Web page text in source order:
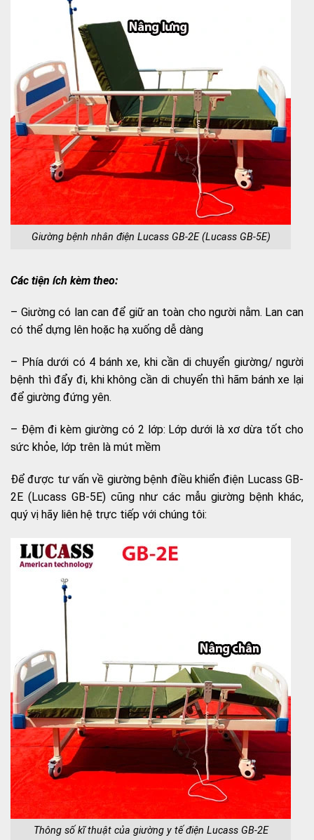
Giường bệnh nhân điện Lucass GB-2E (Lucass GB-5E)
Các tiện ích kèm theo:
– Giường có lan can để giữ an toàn cho người nằm. Lan can
có thể dựng lên hoặc hạ xuống dễ dàng
– Phía dưới có 4 bánh xe, khi cần di chuyển giường/ người
bệnh thì đẩy đi, khi không cần di chuyển thì hãm bánh xe lại
để giường đứng yên.
– Đệm đi kèm giường có 2 lớp: Lớp dưới là xơ dừa tốt cho
sức khỏe, lớp trên là mút mềm
Để được tư vấn về giường bệnh điều khiển điện Lucass GB-
2E (Lucass GB-5E) cũng như các mẫu giường bệnh khác,
quý vị hãy liên hệ trực tiếp với chúng tôi:
Thông số kĩ thuật của giường y tế điện Lucass GB-2E